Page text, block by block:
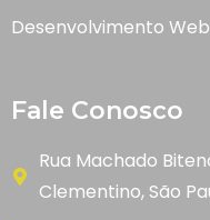
Desenvolvimento Web
Fale Conosco
Rua Machado
Clementino, São